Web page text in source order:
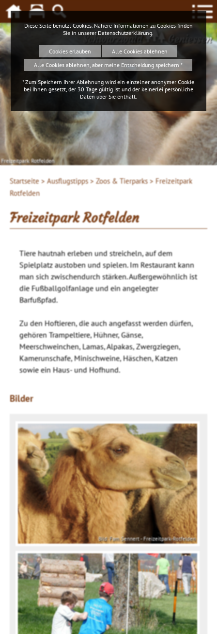
Schwarzwald Geniessen
Freizeitpark Rotfelden
Startseite > Ausflugstipps > Zoos & Tierparks > Freizeitpark
Rotfelden
Freizeitpark Rotfelden
Tiere hautnah erleben und streicheln, auf dem
Spielplatz austoben und spielen. Im Restaurant kann
man sich zwischendurch stärken. Außergewöhnlich ist
die Fußballgolfanlage und ein angelegter
Barfußpfad.
Zu den Hoftieren, die auch angefasst werden dürfen,
gehören Trampeltiere, Hühner, Gänse,
Meerschweinchen, Lamas, Alpakas, Zwergziegen,
Kamerunschafe, Minischweine, Häschen, Katzen
sowie ein Haus- und Hofhund.
Bilder
Bild: Fam. Sennert - Freizeitpark-Rotfelden
Diese Seite benutzt Cookies. Nähere Informationen zu Cookies finden
Sie in unserer Datenschutzerklärung
Cookies erlauben
Alle Cookies ablehnen
Alle Cookies ablehnen, aber meine Entscheidung speichern *
* Zum Speichern Ihrer Ablehnung wird ein einzelner anonymer Cookie
bei Ihnen gesetzt, der 30 Tage gültig ist und der keinerlei persönliche
Daten über Sie enthält.